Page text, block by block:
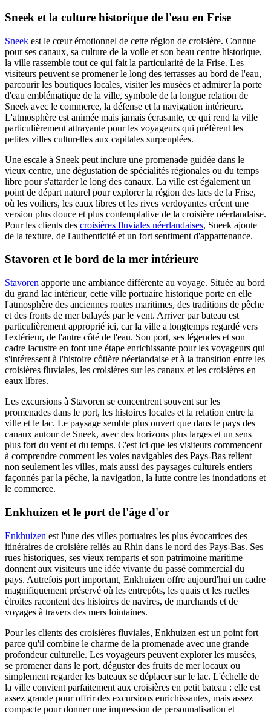
Sneek et la culture historique de l'eau en Frise
Sneek est le cœur émotionnel de cette région de croisière. Connue
pour ses canaux, sa culture de la voile et son beau centre historique,
la ville rassemble tout ce qui fait la particularité de la Frise. Les
visiteurs peuvent se promener le long des terrasses au bord de l'eau,
parcourir les boutiques locales, visiter les musées et admirer la porte
d'eau emblématique de la ville, symbole de la longue relation de
Sneek avec le commerce, la défense et la navigation intérieure.
L'atmosphère est animée mais jamais écrasante, ce qui rend la ville
particulièrement attrayante pour les voyageurs qui préfèrent les
petites villes culturelles aux capitales surpeuplées.
Une escale à Sneek peut inclure une promenade guidée dans le
vieux centre, une dégustation de spécialités régionales ou du temps
libre pour s'attarder le long des canaux. La ville est également un
point de départ naturel pour explorer la région des lacs de la Frise,
où les voiliers, les eaux libres et les rives verdoyantes créent une
version plus douce et plus contemplative de la croisière néerlandaise.
Pour les clients des croisières fluviales néerlandaises, Sneek ajoute
de la texture, de l'authenticité et un fort sentiment d'appartenance.
Stavoren et le bord de la mer intérieure
Stavoren apporte une ambiance différente au voyage. Située au bord
du grand lac intérieur, cette ville portuaire historique porte en elle
l'atmosphère des anciennes routes maritimes, des traditions de pêche
et des fronts de mer balayés par le vent. Arriver par bateau est
particulièrement approprié ici, car la ville a longtemps regardé vers
l'extérieur, de l'autre côté de l'eau. Son port, ses légendes et son
cadre lacustre en font une étape enrichissante pour les voyageurs qui
s'intéressent à l'histoire côtière néerlandaise et à la transition entre les
croisières fluviales, les croisières sur les canaux et les croisières en
eaux libres.
Les excursions à Stavoren se concentrent souvent sur les
promenades dans le port, les histoires locales et la relation entre la
ville et le lac. Le paysage semble plus ouvert que dans le pays des
canaux autour de Sneek, avec des horizons plus larges et un sens
plus fort du vent et du temps. C'est ici que les visiteurs commencent
à comprendre comment les voies navigables des Pays-Bas relient
non seulement les villes, mais aussi des paysages culturels entiers
façonnés par la pêche, la navigation, la lutte contre les inondations et
le commerce.
Enkhuizen et le port de l'âge d'or
Enkhuizen est l'une des villes portuaires les plus évocatrices des
itinéraires de croisière reliés au Rhin dans le nord des Pays-Bas. Ses
rues historiques, ses vieux remparts et son patrimoine maritime
donnent aux visiteurs une idée vivante du passé commercial du
pays. Autrefois port important, Enkhuizen offre aujourd'hui un cadre
magnifiquement préservé où les entrepôts, les quais et les ruelles
étroites racontent des histoires de navires, de marchands et de
voyages à travers des mers lointaines.
Pour les clients des croisières fluviales, Enkhuizen est un point fort
parce qu'il combine le charme de la promenade avec une grande
profondeur culturelle. Les voyageurs peuvent explorer les musées,
se promener dans le port, déguster des fruits de mer locaux ou
simplement regarder les bateaux se déplacer sur le lac. L'échelle de
la ville convient parfaitement aux croisières en petit bateau : elle est
assez grande pour offrir des excursions enrichissantes, mais assez
compacte pour donner une impression de personnalisation et